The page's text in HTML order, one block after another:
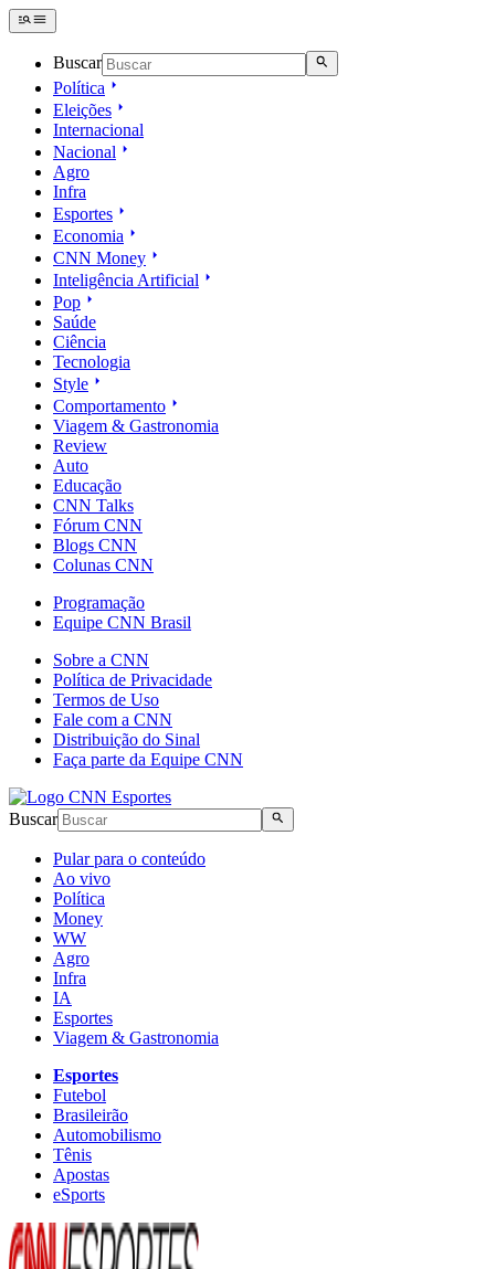
Buscar
Política
Eleições
Internacional
Nacional
Agro
Infra
Esportes
Economia
CNN Money
Inteligência Artificial
Pop
Saúde
Ciência
Tecnologia
Style
Comportamento
Viagem & Gastronomia
Review
Auto
Educação
CNN Talks
Fórum CNN
Blogs CNN
Colunas CNN
Programação
Equipe CNN Brasil
Sobre a CNN
Política de Privacidade
Termos de Uso
Fale com a CNN
Distribuição do Sinal
Faça parte da Equipe CNN
Buscar
Pular para o conteúdo
Ao vivo
Política
Money
WW
Agro
Infra
IA
Esportes
Viagem & Gastronomia
Esportes
Futebol
Brasileirão
Automobilismo
Tênis
Apostas
eSports